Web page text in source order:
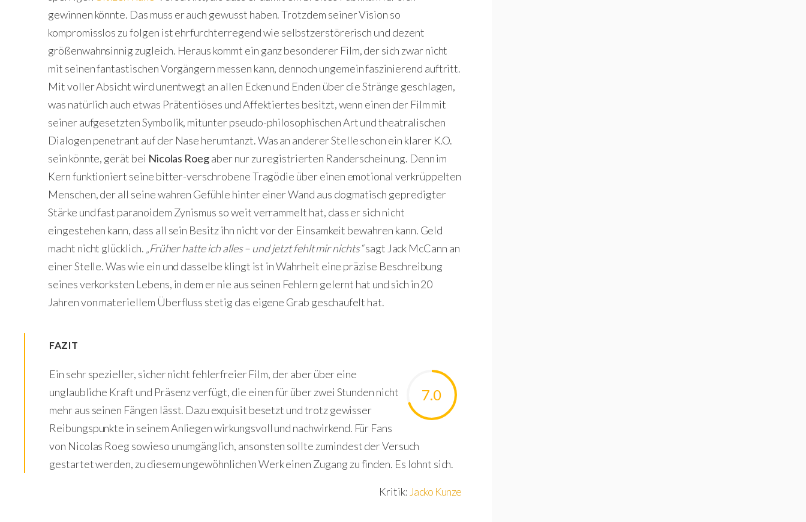
gewinnen könnte. Das muss er auch gewusst haben. Trotzdem seiner Vision so
kompromisslos zu folgen ist ehrfurchterregend wie selbstzerstörerisch und dezent
größenwahnsinnig zugleich. Heraus kommt ein ganz besonderer Film, der sich zwar nicht
mit seinen fantastischen Vorgängern messen kann, dennoch ungemein faszinierend auftritt.
Mit voller Absicht wird unentwegt an allen Ecken und Enden über die Stränge geschlagen,
was natürlich auch etwas Prätentiöses und Affektiertes besitzt, wenn einen der Film mit
seiner aufgesetzten Symbolik, mitunter pseudo-philosophischen Art und theatralischen
Dialogen penetrant auf der Nase herumtanzt. Was an anderer Stelle schon ein klarer K.O.
sein könnte, gerät bei Nicolas Roegaber nur zu registrierten Randerscheinung. Denn im
Kern funktioniert seine bitter-verschrobene Tragödie über einen emotional verkrüppelten
Menschen, der all seine wahren Gefühle hinter einer Wand aus dogmatisch gepredigter
Stärke und fast paranoidem Zynismus so weit verrammelt hat, dass er sich nicht
eingestehen kann, dass all sein Besitz ihn nicht vor der Einsamkeit bewahren kann. Geld
macht nicht glücklich. „Früher hatte ich alles – und jetzt fehlt mir nichts“sagt Jack McCann an
einer Stelle. Was wie ein und dasselbe klingt ist in Wahrheit eine präzise Beschreibung
seines verkorksten Lebens, in dem er nie aus seinen Fehlern gelernt hat und sich in 20
Jahren von materiellem Überfluss stetig das eigene Grab geschaufelt hat.
FAZIT
7.0
Ein sehr spezieller, sicher nicht fehlerfreier Film, der aber über eine
unglaubliche Kraft und Präsenz verfügt, die einen für über zwei Stunden nicht
mehr aus seinen Fängen lässt. Dazu exquisit besetzt und trotz gewisser
Reibungspunkte in seinem Anliegen wirkungsvoll und nachwirkend. Für Fans
von Nicolas Roeg sowieso unumgänglich, ansonsten sollte zumindest der Versuch
gestartet werden, zu diesem ungewöhnlichen Werk einen Zugang zu finden. Es lohnt sich.
Kritik: Jacko Kunze